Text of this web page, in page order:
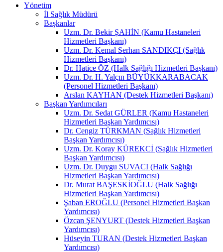
Yönetim
İl Sağlık Müdürü
Başkanlar
Uzm. Dr. Bekir ŞAHİN (Kamu Hastaneleri
Hizmetleri Başkanı)
Uzm. Dr. Kemal Serhan SANDIKÇI (Sağlık
Hizmetleri Başkanı)
Dr. Hatice ÖZ (Halk Sağlığı Hizmetleri Başkanı)
Uzm. Dr. H. Yalçın BÜYÜKKARABACAK
(Personel Hizmetleri Başkanı)
Arslan KAYHAN (Destek Hizmetleri Başkanı)
Başkan Yardımcıları
Uzm. Dr. Sedat GÜRLER (Kamu Hastaneleri
Hizmetleri Başkan Yardımcısı)
Dr. Cengiz TÜRKMAN (Sağlık Hizmetleri
Başkan Yardımcısı)
Uzm. Dr. Koray KÜREKCİ (Sağlık Hizmetleri
Başkan Yardımcısı)
Uzm. Dr. Duygu SUVACI (Halk Sağlığı
Hizmetleri Başkan Yardımcısı)
Dr. Murat BAŞESKİOĞLU (Halk Sağlığı
Hizmetleri Başkan Yardımcısı)
Şaban EROĞLU (Personel Hizmetleri Başkan
Yardımcısı)
Özcan ŞENYURT (Destek Hizmetleri Başkan
Yardımcısı)
Hüseyin TURAN (Destek Hizmetleri Başkan
Yardımcısı)